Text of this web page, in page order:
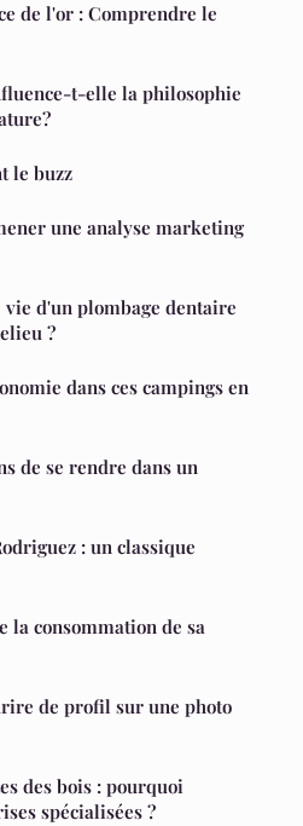
de l'or : Comprendre le
t-elle la philosophie
le buzz
une analyse marketing
d'un plombage dentaire
?
dans ces campings en
de se rendre dans un
: un classique
consommation de sa
de profil sur une photo
des bois : pourquoi
spécialisées ?